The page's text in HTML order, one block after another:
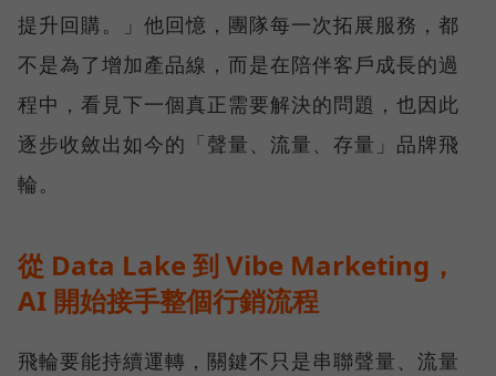
提升回購。」他回憶，團隊每一次拓展服務，都
不是為了增加產品線，而是在陪伴客戶成長的過
程中，看見下一個真正需要解決的問題，也因此
逐步收斂出如今的「聲量、流量、存量」品牌飛
輪。
從 Data Lake 到 Vibe Marketing，
AI 開始接手整個行銷流程
飛輪要能持續運轉，關鍵不只是串聯聲量、流量